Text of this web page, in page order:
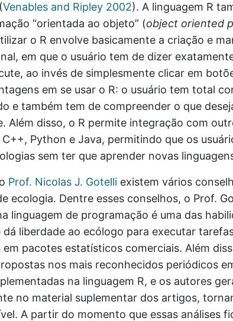
(Venables and Ripley 2002). A linguagem R
“orientada ao objeto” (object oriented
o R envolve basicamente a criação e
em que o usuário tem de dizer
ao invés de simplesmente clicar em
em se usar o R: o usuário tem total
e também tem de compreender o que
Além disso, o R permite integração com
Python e Java, permitindo que os
sem ter que aprender novas
Prof. Nicolas J. Gotelli existem vários
ecologia. Dentre esses conselhos, o Prof.
linguagem de programação é uma das
liberdade ao ecólogo para executar
em pacotes estatísticos comerciais. Além
nos mais reconhecidos periódicos
na linguagem R, e os autores
no material suplementar dos artigos,
A partir do momento que essas análises